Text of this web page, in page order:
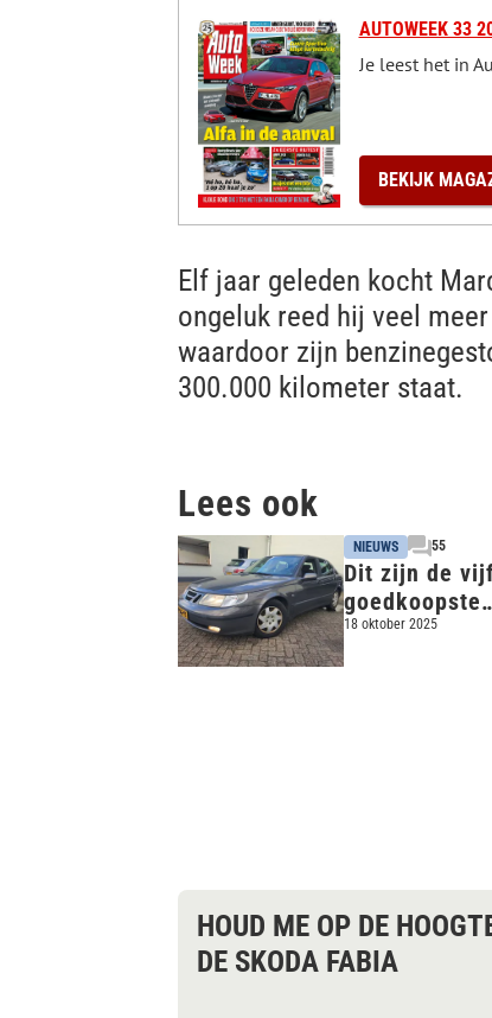
AUTOWEEK 33
Je leest het in
BEKIJK
Elf jaar geleden kocht
ongeluk reed hij veel
waardoor zijn
300.000 kilometer staat.
Lees ook
NIEUWS 55
Dit zijn de
goedkoopste
occasions op
18 oktober 2025
HOUD ME OP DE
DE SKODA FABIA